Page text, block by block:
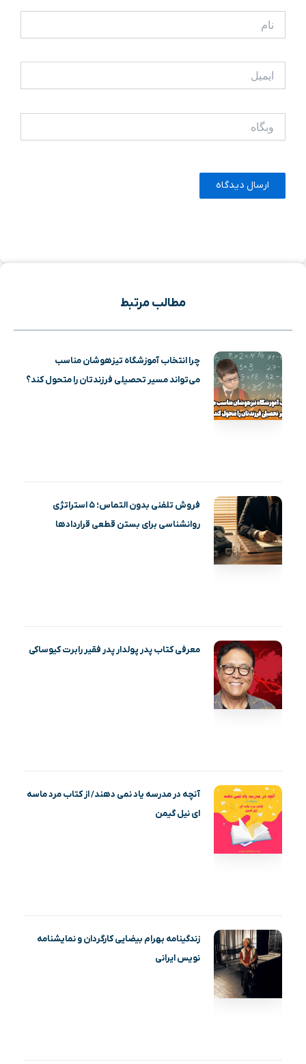
مطالب مرتبط
چرا انتخاب آموزشگاه تیزهوشان مناسب
می‌تواند مسیر تحصیلی فرزندتان را متحول کند؟
فروش تلفنی بدون التماس؛ ۵ استراتژی
روانشناسی برای بستن قطعی قراردادها
معرفی کتاب پدر پولدار پدر فقیر رابرت کیوساکی
آنچه در مدرسه یاد نمی دهند/ از کتاب مرد ماسه‌
ای نیل گیمن
زندگینامه بهرام بیضایی کارگردان و نمایشنامه
نویس ایرانی